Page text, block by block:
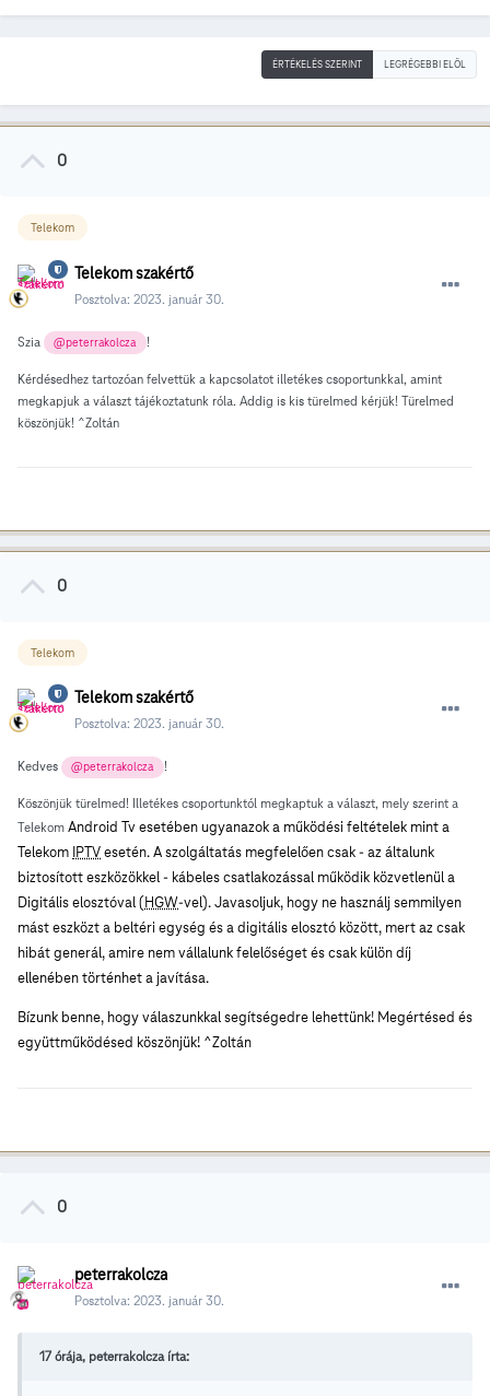
ÉRTÉKELÉS SZERINT LEGRÉGEBBI ELÖL
0
Telekom
Telekom szakértő
Posztolva: 2023. január 30.
Szia @peterrakolcza !
Kérdésedhez tartozóan felvettük a kapcsolatot illetékes csoportunkkal, amint
megkapjuk a választ tájékoztatunk róla. Addig is kis türelmed kérjük! Türelmed
köszönjük! ^Zoltán
0
Telekom
Telekom szakértő
Posztolva: 2023. január 30.
Kedves @peterrakolcza !
Köszönjük türelmed! Illetékes csoportunktól megkaptuk a választ, mely szerint a
Telekom Android Tv esetében ugyanazok a működési feltételek mint a
Telekom IPTVesetén. A szolgáltatás megfelelően csak - az általunk
biztosított eszközökkel - kábeles csatlakozással működik közvetlenül a
Digitális elosztóval (HGW-vel). Javasoljuk, hogy ne használj semmilyen
mást eszközt a beltéri egység és a digitális elosztó között, mert az csak
hibát generál, amire nem vállalunk felelőséget és csak külön díj
ellenében történhet a javítása.
Bízunk benne, hogy válaszunkkal segítségedre lehettünk! Megértésed és
együttműködésed köszönjük! ^Zoltán
0
peterrakolcza
Posztolva: 2023. január 30.
17 órája, peterrakolcza írta: